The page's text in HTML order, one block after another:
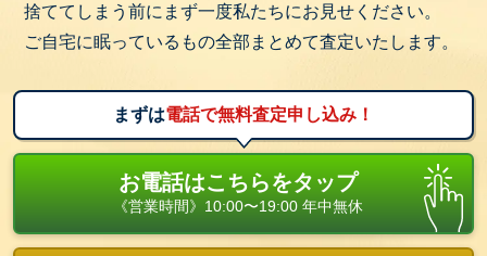
捨ててしまう前にまず一度私たちにお見せください。
ご自宅に眠っているもの全部まとめて査定いたします。
まずは電話で無料査定申し込み！
お電話はこちらをタップ
《営業時間》10:00〜19:00 年中無休